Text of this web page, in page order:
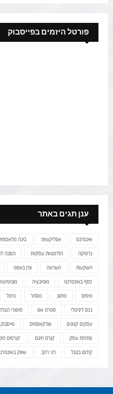
פורטל היזמים בפייסבוק
ענן תגים באתר
אינטרנט אפליקציות בינה
גרפיקה הזדמנויות עסקיות הסבה
השקעות השראה וורן באפט
כסף באינטרנט מוטיבציה
מיסים מיתוג מסחר ניהול
נכס דיגיטלי סטרט אפ סיפורי
עסקים קטנים פודקאסטים פייסבוק
פתיחת עסק קורס חינם קורסים
קידום בגוגל רני רהב שיווק